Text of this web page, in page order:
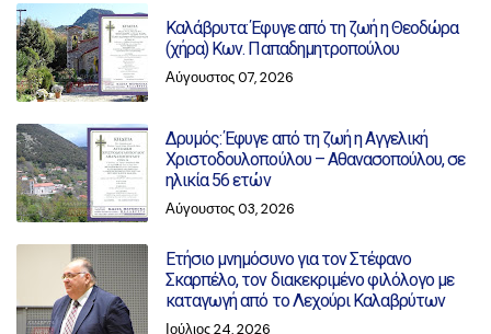
Καλάβρυτα: Έφυγε από τη ζωή η Θεοδώρα
(χήρα) Κων. Παπαδημητροπούλου
Αύγουστος 07, 2026
Δρυμός: Έφυγε από τη ζωή η Αγγελική
Χριστοδουλοπούλου – Αθανασοπούλου, σε
ηλικία 56 ετών
Αύγουστος 03, 2026
Ετήσιο μνημόσυνο για τον Στέφανο
Σκαρπέλο, τον διακεκριμένο φιλόλογο με
καταγωγή από το Λεχούρι Καλαβρύτων
Ιούλιος 24, 2026